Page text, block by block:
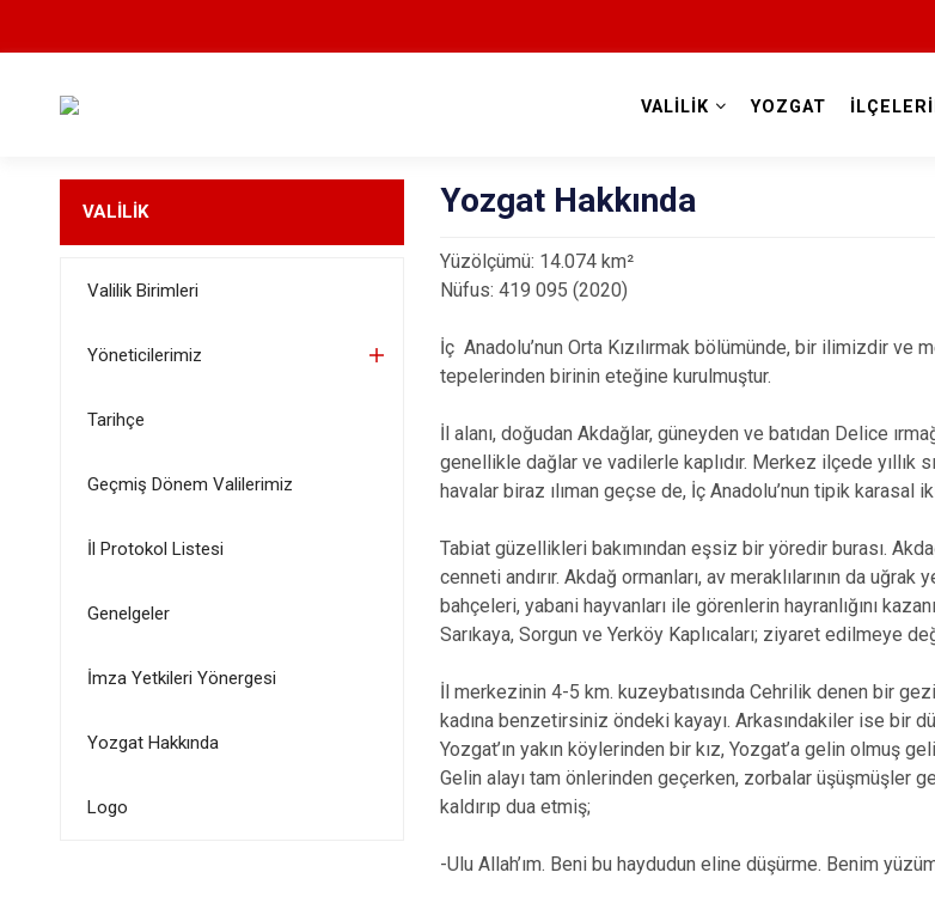
VALİLİK YOZGAT
VALİLİK
Valilik Birimleri
Yöneticilerimiz
Tarihçe
Geçmiş Dönem Valilerimiz
İl Protokol Listesi
Genelgeler
İmza Yetkileri Yönergesi
Yozgat Hakkında
Logo
Yozgat Hakkında
Yüzölçümü: 14.074 km²
Nüfus: 419 095 (2020)
İç Anadolu’nun Orta Kızılırmak bölümünde, bir ilimizdir ve
tepelerinden birinin eteğine kurulmuştur.
İl alanı, doğudan Akdağlar, güneyden ve batıdan Delice
genellikle dağlar ve vadilerle kaplıdır. Merkez ilçede yıllık
havalar biraz ılıman geçse de, İç Anadolu’nun tipik karasal
Tabiat güzellikleri bakımından eşsiz bir yöredir burası.
cenneti andırır. Akdağ ormanları, av meraklılarının da
bahçeleri, yabani hayvanları ile görenlerin hayranlığını
Sarıkaya, Sorgun ve Yerköy Kaplıcaları; ziyaret edilmeye
İl merkezinin 4-5 km. kuzeybatısında Cehrilik denen bir
kadına benzetirsiniz öndeki kayayı. Arkasındakiler ise bir
Yozgat’ın yakın köylerinden bir kız, Yozgat’a gelin olmuş
Gelin alayı tam önlerinden geçerken, zorbalar üşüşmüşler
kaldırıp dua etmiş;
-Ulu Allah’ım. Beni bu haydudun eline düşürme. Benim